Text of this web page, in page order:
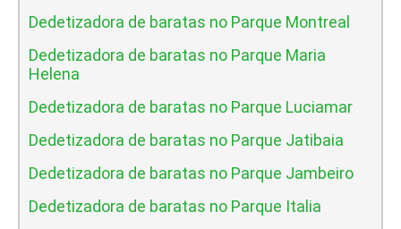
Dedetizadora de baratas no Parque Montreal
Dedetizadora de baratas no Parque Maria
Helena
Dedetizadora de baratas no Parque Luciamar
Dedetizadora de baratas no Parque Jatibaia
Dedetizadora de baratas no Parque Jambeiro
Dedetizadora de baratas no Parque Italia